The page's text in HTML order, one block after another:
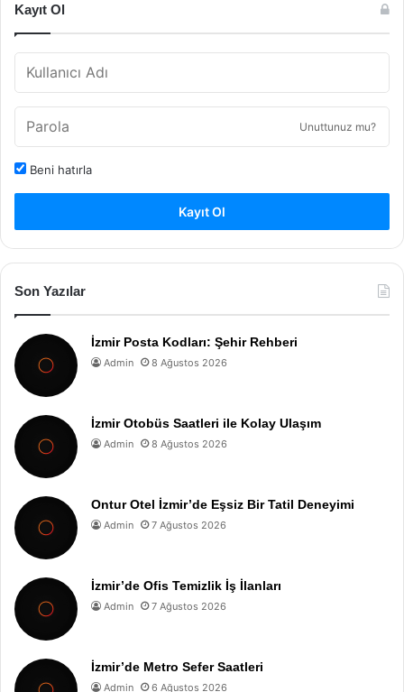
Kayıt Ol
Unuttunuz mu?
Beni hatırla
Kayıt Ol
Son Yazılar
İzmir Posta Kodları: Şehir Rehberi
Admin 8 Ağustos 2026
İzmir Otobüs Saatleri ile Kolay Ulaşım
Admin 8 Ağustos 2026
Ontur Otel İzmir’de Eşsiz Bir Tatil Deneyimi
Admin 7 Ağustos 2026
İzmir’de Ofis Temizlik İş İlanları
Admin 7 Ağustos 2026
İzmir’de Metro Sefer Saatleri
Admin 6 Ağustos 2026